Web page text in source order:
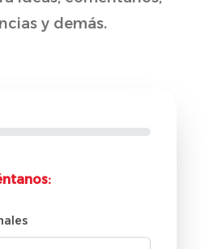
y demás.